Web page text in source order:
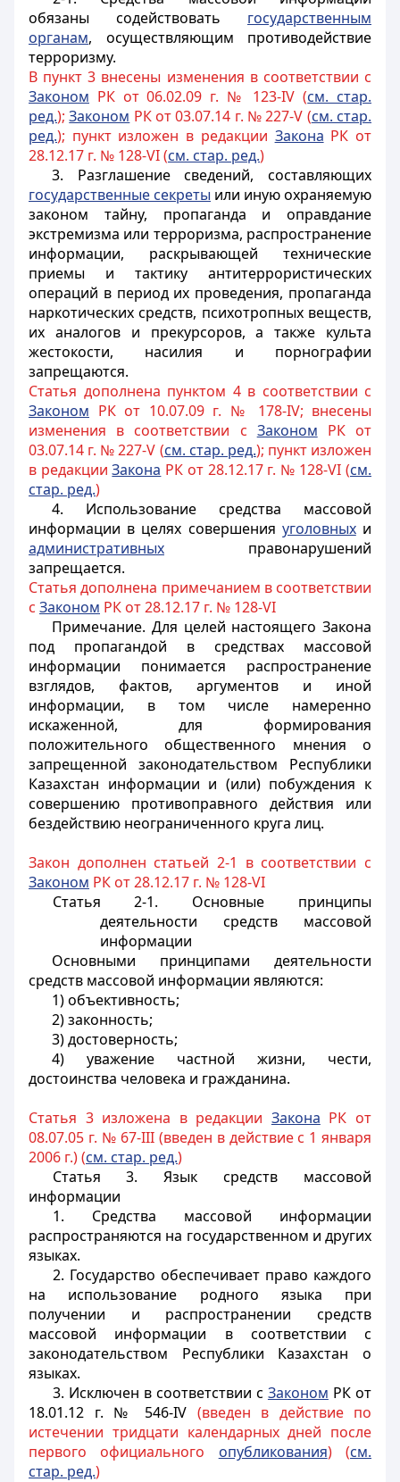
обязаны содействовать государственным
органам, осуществляющим противодействие
терроризму.
В пункт 3 внесены изменения в соответствии с
Законом РК от 06.02.09 г. № 123-IV (см. стар.
ред.);Законом РК от 03.07.14 г. № 227-V (см. стар.
ред.); пункт изложен в редакции Закона РК от
28.12.17 г. № 128-VI (см. стар. ред.)
3. Разглашение сведений, составляющих
государственные секреты или иную охраняемую
законом тайну, пропаганда и оправдание
экстремизма или терроризма, распространение
информации, раскрывающей технические
приемы и тактику антитеррористических
операций в период их проведения, пропаганда
наркотических средств, психотропных веществ,
их аналогов и прекурсоров, а также культа
жестокости, насилия и порнографии
запрещаются.
Статья дополнена пунктом 4 в соответствии с
Законом РК от 10.07.09 г. № 178-IV; внесены
изменения в соответствии с Законом РК от
03.07.14 г. № 227-V (см. стар. ред.); пункт изложен
в редакцииЗакона РК от 28.12.17 г. № 128-VI (см.
стар. ред.)
4. Использование средства массовой
информации в целях совершения уголовныхи
административных правонарушений
запрещается.
Статья дополнена примечанием в соответствии
с Законом РК от 28.12.17 г. № 128-VI
Примечание. Для целей настоящего Закона
под пропагандой в средствах массовой
информации понимается распространение
взглядов, фактов, аргументов и иной
информации, в том числе намеренно
искаженной, для формирования
положительного общественного мнения о
запрещенной законодательством Республики
Казахстан информации и (или) побуждения к
совершению противоправного действия или
бездействию неограниченного круга лиц.
Закон дополнен статьей 2-1 в соответствии с
Законом РК от 28.12.17 г. № 128-VI
Статья 2-1. Основные принципы
деятельности средств массовой
информации
Основными принципами деятельности
средств массовой информации являются:
1) объективность;
2) законность;
3) достоверность;
4) уважение частной жизни, чести,
достоинства человека и гражданина.
Статья 3 изложена в редакции Закона РК от
08.07.05 г. № 67-III (введен в действие с 1 января
2006 г.) (см. стар. ред.)
Статья 3. Язык средств массовой
информации
1. Средства массовой информации
распространяются на государственном и других
языках.
2. Государство обеспечивает право каждого
на использование родного языка при
получении и распространении средств
массовой информации в соответствии с
законодательством Республики Казахстан о
языках.
3. Исключен в соответствии с Законом РК от
18.01.12 г. № 546-IV (введен в действие по
истечении тридцати календарных дней после
первого официального опубликования) (см.
стар. ред.)